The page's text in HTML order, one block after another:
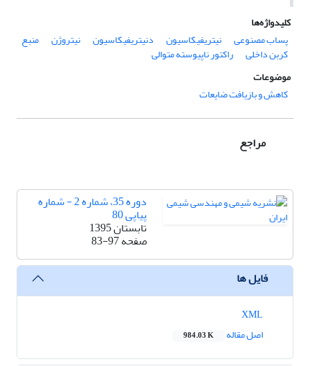
کلیدواژه‌ها
پساب مصنوعی
نیتریفیکاسیون دنیتریفیکاسیون نیتروژن منبع
کربن داخلی
راکتور ناپیوسته متوالی
موضوعات
کاهش و بازیافت ضایعات
مراجع
دوره 35، شماره 2 - شماره
پیاپی 80
تابستان 1395
صفحه83-97
فایل ها
اصل مقاله
984.03 K